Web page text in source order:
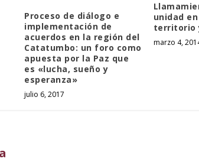
Proceso de diálogo e
implementación de
acuerdos en la región del
Catatumbo: un foro como
apuesta por la Paz que
es «lucha, sueño y
esperanza»
julio 6, 2017
unidad
territorio
marzo 4,